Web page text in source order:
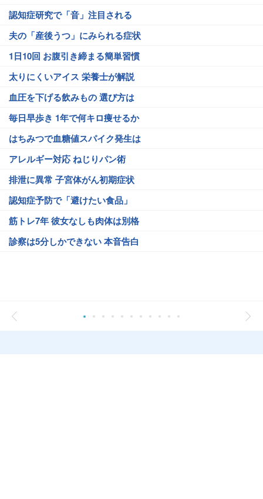
認知症研究で「音」注目される
夫の「産後うつ」にみられる症状
1日10回 お腹引き締まる簡単習慣
太りにくいアイス 栄養士が解説
血圧を下げる飲みもの 選び方は
毎日早歩き 1年で何キロ痩せるか
はちみつで血糖値スパイク発生は
アレルギー対応 ねじりパン術
排泄に異常 子宮体がん初期症状
認知症予防で「避けたい食品」
筋トレ7年 彼女なしも肉体は別格
診察は5分しかできない 本音告白